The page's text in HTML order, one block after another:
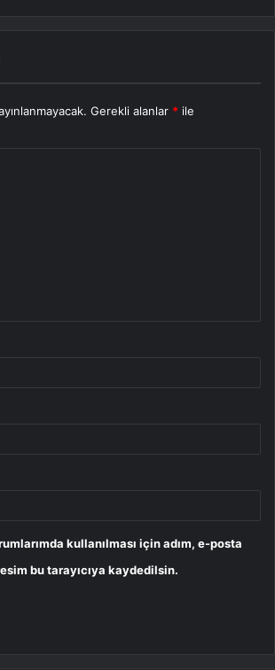
Gerekli alanlar * ile
kullanılması için adım, e-posta
bu tarayıcıya kaydedilsin.